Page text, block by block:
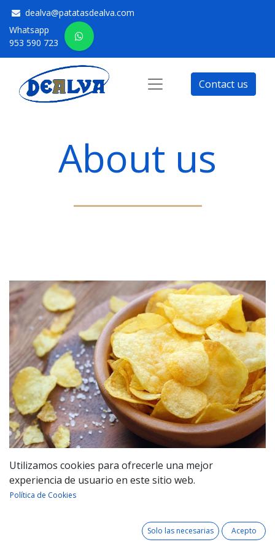
dealva@patatasdealva.com
Whatsapp
953 590 723
Contact us
About us
¡Since 1984!
We are a family business dedicated to crafting what
of quality and tradition remains the same
Utilizamos cookies para ofrecerle una mejor
experiencia de usuario en este sitio web.
Política de Cookies
Solo las necesarias Acepto